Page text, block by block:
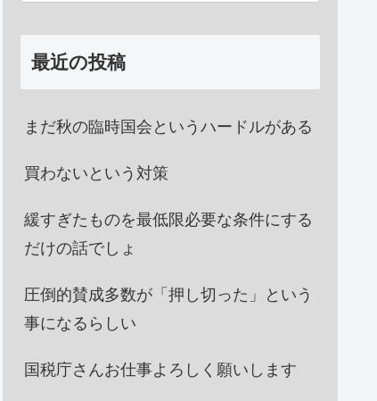
最近の投稿
まだ秋の臨時国会というハードルがある
買わないという対策
緩すぎたものを最低限必要な条件にする
だけの話でしょ
圧倒的賛成多数が「押し切った」という
事になるらしい
国税庁さんお仕事よろしく願いします